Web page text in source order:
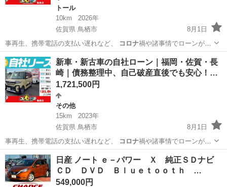
トール
10km
2026年
佐賀県 鳥栖市
8月1日
事再生、携帯電話の支払い遅れなど、
コロナ禍や諸事情でローンが組
めなくなった方の…
佐賀 鳥栖市 トール 車両
新車・新古車の自社ローン｜福岡・佐賀・長
崎｜債務整理中、自己破産直後でも安心！…
1,721,500円
その他
15km
2023年
佐賀県 鳥栖市
8月1日
事再生、携帯電話の支払い遅れなど、
コロナ禍や諸事情でローンが組
めなくなった方の…
佐賀 鳥栖市 その他
日産 ノート ｅ－パワー Ｘ 純正ＳＤナビ
ＣＤ ＤＶＤ Ｂｌｕｅｔｏｏｔｈ …
549,000円